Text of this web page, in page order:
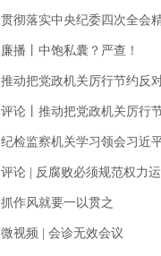
贯彻落实中央纪委四次全会
廉播丨中饱私囊？严查！
推动把党政机关厉行节约反
评论丨推动把党政机关厉行
纪检监察机关学习领会习近
评论 | 反腐败必须规范权力
抓作风就要一以贯之
微视频 | 会诊无效会议